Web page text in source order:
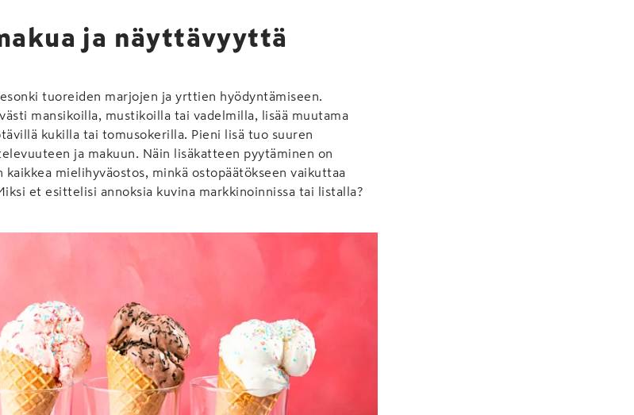
ja näyttävyyttä
tuoreiden marjojen ja yrttien hyödyntämiseen.
mansikoilla, mustikoilla tai vadelmilla, lisää muutama
kukilla tai tomusokerilla. Pieni lisä tuo suuren
ja makuun. Näin lisäkatteen pyytäminen on
kaikkea mielihyväostos, minkä ostopäätökseen vaikuttaa
et esittelisi annoksia kuvina markkinoinnissa tai listalla?